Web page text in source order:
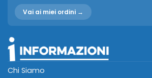
Vai ai miei ordini →
Chi Siamo